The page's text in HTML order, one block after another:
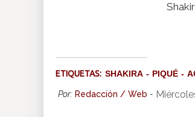
ETIQUETAS: SHAKIRA PIQUÉ
Por: Redacción / Web -